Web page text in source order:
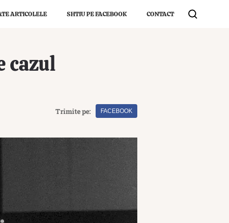
ARTICOLELE SHTIU PE FACEBOOK CONTACT
cazul
Trimite pe: FACEBOOK